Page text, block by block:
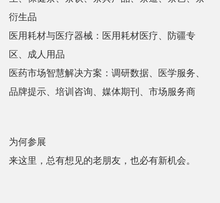
衍生品
医用耗材与医疗器械：医用耗材医疗、防疆专
区、成人用品
医药市场智慧解决方案：调研数据、医学服务、
品牌提示、培训咨询、媒体期刊、市场服务商
为何参展
来这里，总有想见的老朋友，也必有新机会。